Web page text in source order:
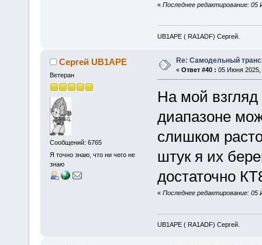
« Последнее редактирование: 05
UB1APE ( RA1ADF) Сергей.
Сергей UB1APE
Ветеран
Сообщений: 6765
Я точно знаю, что ни чего не
знаю
Re: Самодельный
« Ответ #40 : 05 Июня 2025,
На мой
диапазоне
слишком
штук я их
достаточно
« Последнее редактирование: 05
UB1APE ( RA1ADF) Сергей.